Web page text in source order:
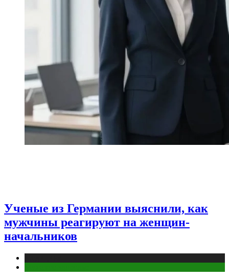
Ученые из Германии выяснили, как
мужчины реагируют на женщин-
начальников